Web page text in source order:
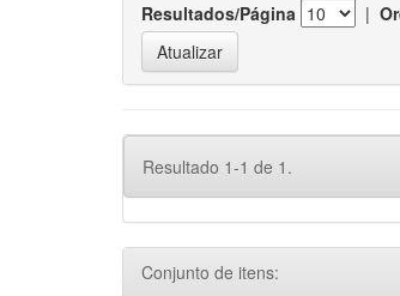
Resultados/Página |
Resultado 1-1 de 1.
Conjunto de itens: